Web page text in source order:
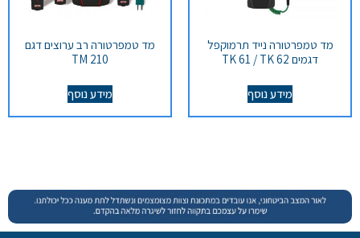
מד טמפרטורה נייד תרמוקפל
דגמים TK 61 / TK 62
מידע נוסף
מד טמפרטורה רב ערוצים דגם
TM 210
מידע נוסף